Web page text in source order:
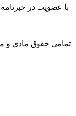
با عضویت در خبرنامه
تمامی حقوق مادی و